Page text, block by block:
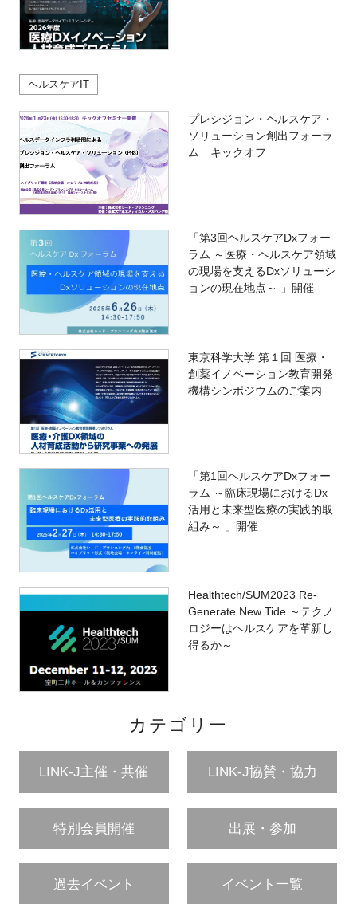
ヘルスケアIT
プレシジョン・ヘルスケア・
ソリューション創出フォーラ
ム キックオフ
「第3回ヘルスケアDxフォー
ラム ～医療・ヘルスケア領域
の現場を支えるDxソリューシ
ョンの現在地点～ 」開催
東京科学大学 第１回 医療・
創薬イノベーション教育開発
機構シンポジウムのご案内
「第1回ヘルスケアDxフォー
ラム ～臨床現場におけるDx
活用と未来型医療の実践的取
組み～ 」開催
Healthtech/SUM2023 Re-
Generate New Tide ～テクノ
ロジーはヘルスケアを革新し
得るか～
カテゴリー
LINK-J主催・共催 LINK-J協賛・協力
特別会員開催 出展・参加
過去イベント イベント一覧